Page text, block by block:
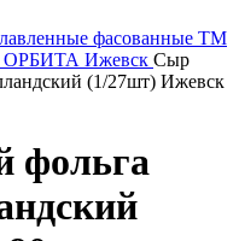
фасованные ТМ
Ижевск Сыр
(1/27шт) Ижевск
фольга